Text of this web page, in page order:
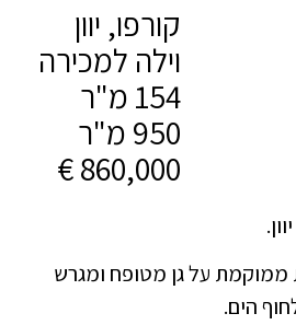
קורפו, יוון
וילה למכירה
154 מ"ר
ממוקמת על גן מטופח ומגרש
הים.